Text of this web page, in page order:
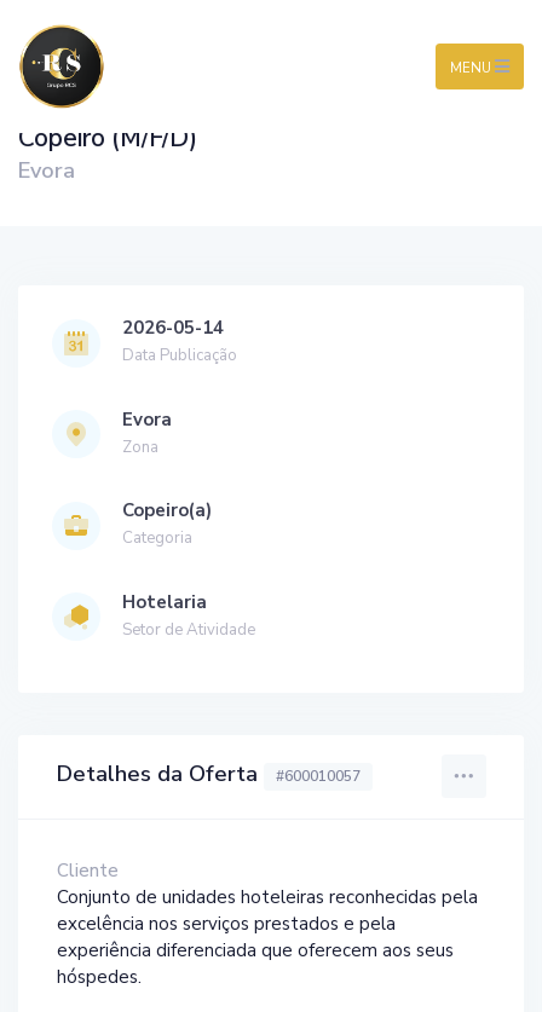
MENU
Copeiro (M/F/D)
Evora
2026-05-14
Data Publicação
Evora
Zona
Copeiro(a)
Categoria
Hotelaria
Setor de Atividade
Detalhes da Oferta #600010057
Cliente
Conjunto de unidades hoteleiras reconhecidas pela
excelência nos serviços prestados e pela
experiência diferenciada que oferecem aos seus
hóspedes.